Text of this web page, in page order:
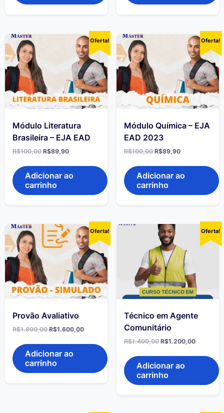
Oferta!
Módulo Literatura
Brasileira – EJA EAD
R$100,00 R$89,90
Adicionar ao
carrinho
Oferta!
Módulo Química – EJA
EAD 2023
R$100,00 R$89,90
Adicionar ao
carrinho
Oferta!
Provão Avaliativo
R$1.800,00 R$1.600,00
Adicionar ao
carrinho
Oferta!
Técnico em Agente
Comunitário
R$1.400,00 R$1.200,00
Adicionar ao
carrinho